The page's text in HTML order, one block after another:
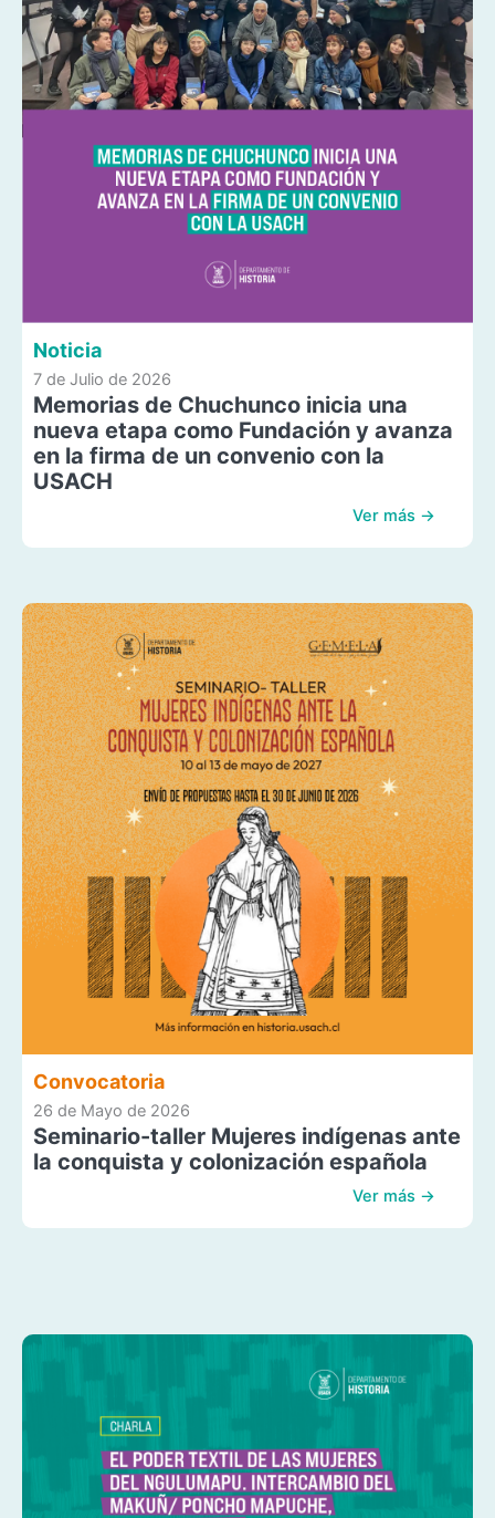
Noticia
7 de Julio de 2026
Memorias de Chuchunco inicia una
nueva etapa como Fundación y avanza
en la firma de un convenio con la
USACH
Ver más →
Convocatoria
26 de Mayo de 2026
Seminario-taller Mujeres indígenas ante
la conquista y colonización española
Ver más →